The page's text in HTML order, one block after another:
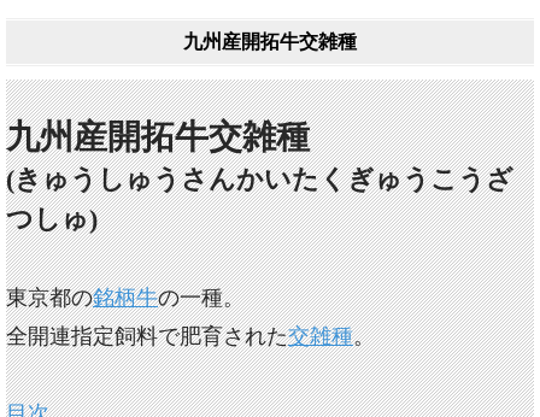
九州産開拓牛交雑種
九州産開拓牛交雑種
(きゅうしゅうさんかいたくぎゅうこうざ
つしゅ)
東京都の銘柄牛の一種。
全開連指定飼料で肥育された交雑種。